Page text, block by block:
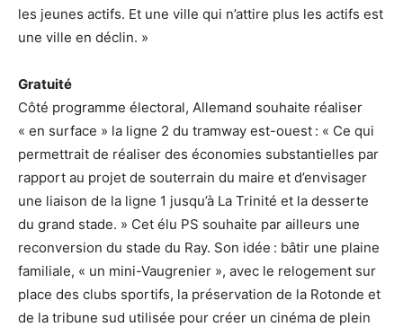
les jeunes actifs. Et une ville qui n’attire plus les actifs est
une ville en déclin. »
Gratuité
Côté programme électoral, Allemand souhaite réaliser
« en surface » la ligne 2 du tramway est-ouest : « Ce qui
permettrait de réaliser des économies substantielles par
rapport au projet de souterrain du maire et d’envisager
une liaison de la ligne 1 jusqu’à La Trinité et la desserte
du grand stade. » Cet élu PS souhaite par ailleurs une
reconversion du stade du Ray. Son idée : bâtir une plaine
familiale, « un mini-Vaugrenier », avec le relogement sur
place des clubs sportifs, la préservation de la Rotonde et
de la tribune sud utilisée pour créer un cinéma de plein